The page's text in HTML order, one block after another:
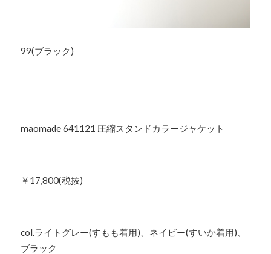
99(ブラック)
maomade 641121 圧縮スタンドカラージャケット
￥17,800(税抜)
col.ライトグレー(すもも着用)、ネイビー(すいか着用)、
ブラック